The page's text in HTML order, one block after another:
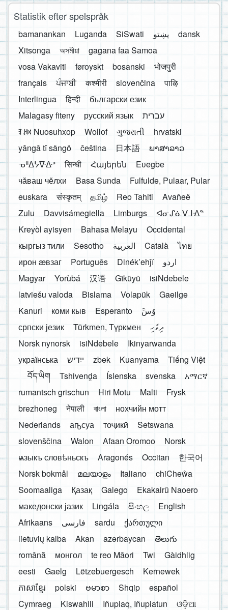
Statistik efter spelspråk
bamanankan Luganda SiSwati پښتو
dansk
Xitsonga
অসমীয়া
gagana faa Samoa
vosa Vakaviti
føroyskt bosanski
भोजपुरी
français
ਪੰਜਾਬੀ कश्मीरी slovenčina
पाऴि
Interlingua
हिन्दी
български език
Malagasy fiteny
русский язык
עברית
ꆈꌠ꒿ Nuosuhxop
Wollof ગુજરાતી
hrvatski
yângâ tî sängö
čeština 日本語
ພາສາລາວ
ᓀᐦᐃᔭᐍᐏᐣ
सिन्धी Հայերեն
Eʋegbe
чӑваш чӗлхи
Basa Sunda
Fulfulde, Pulaar, Pular
euskara
संस्कृतम् தமிழ் Reo Tahiti
Avañeẽ
Zulu
Davvisámegiella Limburgs
ᐊᓂᔑᓈᐯᒧᐎᓐ
Kreyòl ayisyen
Bahasa Melayu
Occidental
кыргыз тили
Sesotho العربية Català
ไทย
ирон æвзаг
Português Dinékʼehǰí
اردو
Magyar
Yorùbá 汉语 Gĩkũyũ
isiNdebele
latviešu valoda
Bislama Volapük
Gaeilge
Kanuri
коми кыв Esperanto
َوُسَ
српски језик
Türkmen, Түркмен
ދިވެހި
Norsk nynorsk
isiNdebele
Ikinyarwanda
українська
ייִדיש zbek Kuanyama
Tiếng Việt
བོད་ཡིག
Tshivenḓa Íslenska svenska
አማርኛ
rumantsch grischun
Hiri Motu Malti
Frysk
brezhoneg
नेपाली বাংলা
нохчийн мотт
Nederlands
аҧсуа тоҷикӣ
Setswana
slovenščina
Walon Afaan Oromoo
Norsk
ѩзыкъ словѣньскъ
Aragonés Occitan
한국어
Norsk bokmål
മലയാളം Italiano
chiCheŵa
Soomaaliga
Қазақ Galego
Ekakairũ Naoero
македонски јазик
Lingála සිංහල
English
Afrikaans
فارسی sardu
ქართული
lietuvių kalba
Akan azərbaycan
తెలుగు
română
монгол te reo Māori Twi
Gàidhlig
eesti
Gaelg Lëtzebuergesch
Kernewek
ភាសាខ្មែរ
polski ဗမာစာ Shqip
español
Cymraeg
Kiswahili Iñupiaq, Iñupiatun
ଓଡ଼ିଆ